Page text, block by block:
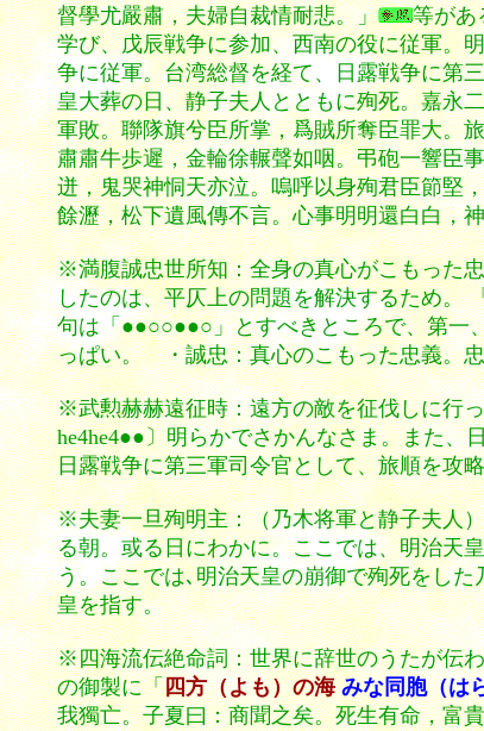
督學尤嚴肅，夫婦自裁情耐悲。」
等があ
学び、戊辰戦争に参加、西南の役に従軍。
争に従軍。台湾総督を経て、日露戦争に第
皇大葬の日、静子夫人とともに殉死。嘉永
軍敗。聯隊旗兮臣所掌，爲賊所奪臣罪大。
肅肅牛歩遲，金輪徐輾聲如咽。弔砲一響臣
迸，鬼哭神恫天亦泣。嗚呼以身殉君臣節堅
餘瀝，松下遺風傳不言。心事明明還白白，
※満腹誠忠世所知：全身の真心がこもった
したのは、平仄上の問題を解決するため。
句は「●●○○●●○」とすべきところで、第一
っぱい。 ・誠忠：真心のこもった忠義。
※武勲赫赫遠征時：遠方の敵を征伐しに行
he4he4●●〕明らかでさかんなさま。また
日露戦争に第三軍司令官として、旅順を攻
※夫妻一旦殉明主：（乃木将軍と静子夫人
る朝。或る日にわかに。ここでは、明治天
う。ここでは､明治天皇の崩御で殉死をし
皇を指す。
※四海流伝絶命詞：世界に辞世のうたが伝
の御製に「四方（よも）の海 みな同胞（は
我獨亡。子夏曰：商聞之矣。死生有命，富